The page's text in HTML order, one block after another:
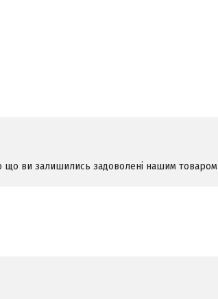
що ви залишились задоволені нашим товаром